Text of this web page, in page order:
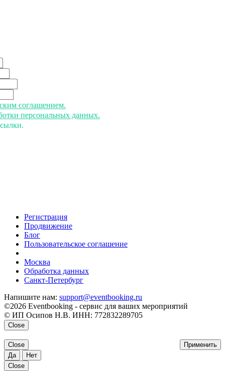
соглашением.
персональных данных.
Регистрация
Продвижение
Блог
Пользовательское соглашение
Москва
Обработка данных
Санкт-Петербург
Напишите нам: support@eventbooking.ru
©2026 Eventbooking - сервис для ваших мероприятий
© ИП Осипов Н.В. ИНН: 772832289705
Close
Применить
Close
Да
Нет
Close